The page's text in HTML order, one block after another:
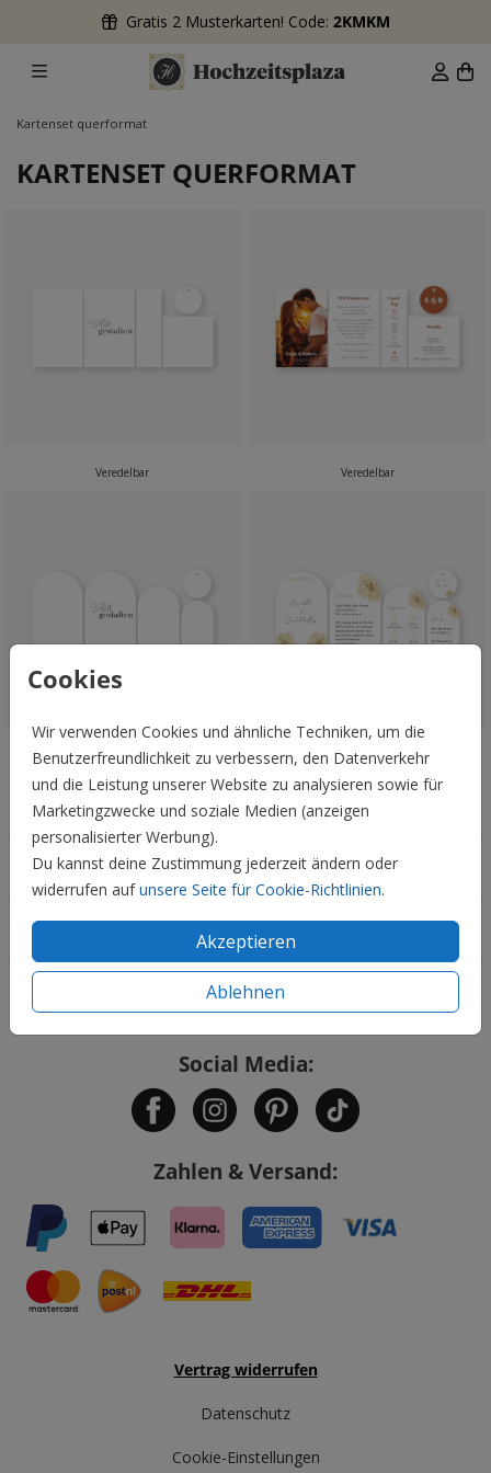
Gratis 2 Musterkarten! Code: 2KMKM
Cookies
Wir verwenden Cookies und ähnliche Techniken, um die
Benutzerfreundlichkeit zu verbessern, den Datenverkehr
und die Leistung unserer Website zu analysieren sowie für
Marketingzwecke und soziale Medien (anzeigen
personalisierter Werbung).
Du kannst deine Zustimmung jederzeit ändern oder
widerrufen aufunsere Seite für Cookie-Richtlinien.
Akzeptieren
Ablehnen
Kartenset querformat
KARTENSET QUERFORMAT
Veredelbar Veredelbar
Veredelbar Veredelbar
Hochzeit
Familie & Feiertage
Informationen
Social Media:
Zahlen & Versand:
Vertrag widerrufen
Datenschutz
Cookie-Einstellungen